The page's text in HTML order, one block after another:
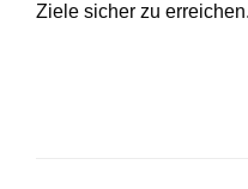
Ziele sicher zu erreichen.